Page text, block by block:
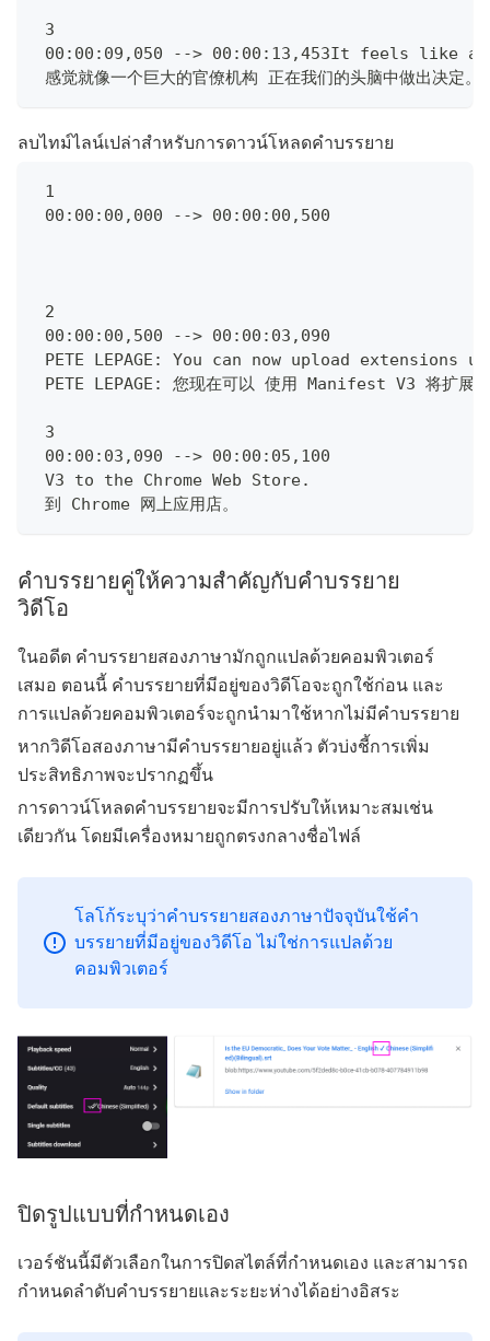
3
00:00:09,050 --> 00:00:13,453It feels like a
感觉就像一个巨大的官僚机构 正在我们的头脑中做出决定。
ลบไทม์ไลน์เปล่าสำหรับการดาวน์โหลดคำบรรยาย
1
00:00:00,000 --> 00:00:00,500
2
00:00:00,500 --> 00:00:03,090
PETE LEPAGE: You can now upload extensions
PETE LEPAGE: 您现在可以 使用 Manifest V3 将扩展
3
00:00:03,090 --> 00:00:05,100
V3 to the Chrome Web Store.
到 Chrome 网上应用店。
คำบรรยายคู่ให้ความสำคัญกับคำบรรยาย
วิดีโอ
ในอดีต คำบรรยายสองภาษามักถูกแปลด้วยคอมพิวเตอร์
เสมอ ตอนนี้ คำบรรยายที่มีอยู่ของวิดีโอจะถูกใช้ก่อน และ
การแปลด้วยคอมพิวเตอร์จะถูกนำมาใช้หากไม่มีคำบรรยาย
หากวิดีโอสองภาษามีคำบรรยายอยู่แล้ว ตัวบ่งชี้การเพิ่ม
ประสิทธิภาพจะปรากฏขึ้น
การดาวน์โหลดคำบรรยายจะมีการปรับให้เหมาะสมเช่น
เดียวกัน โดยมีเครื่องหมายถูกตรงกลางชื่อไฟล์
โลโก้ระบุว่าคำบรรยายสองภาษาปัจจุบันใช้คำ
บรรยายที่มีอยู่ของวิดีโอ ไม่ใช่การแปลด้วย
คอมพิวเตอร์
ปิดรูปแบบที่กำหนดเอง
เวอร์ชันนี้มีตัวเลือกในการปิดสไตล์ที่กำหนดเอง และสามารถ
กำหนดลำดับคำบรรยายและระยะห่างได้อย่างอิสระ